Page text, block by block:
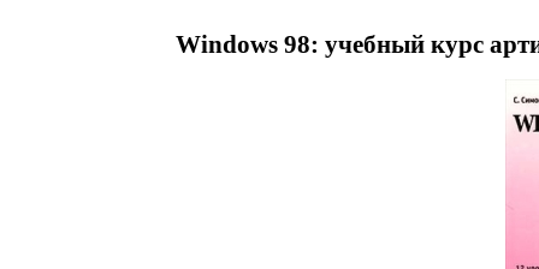
Windows 98: учебный курс